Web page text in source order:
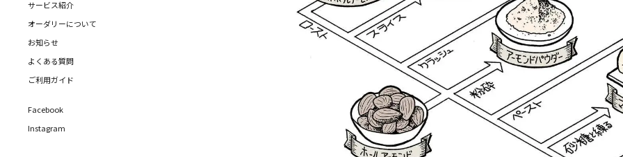
サービス紹介
オーダリーについて
お知らせ
よくある質問
ご利用ガイド
Facebook
Instagram